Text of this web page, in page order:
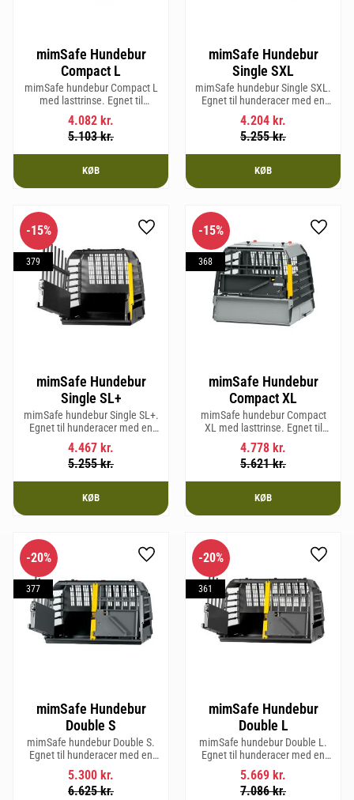
mimSafe Hundebur
Compact L
mimSafe hundebur Compact L
med lasttrinse. Egnet til
hunderacer med en
skulderhøjde på op til 58 cm.
4.082 kr.
5.103kr.
KØB
mimSafe Hundebur
Single SXL
mimSafe hundebur Single SXL.
Egnet til hunderacer med en
skulderhøjde på op til 64 cm.
4.204 kr.
5.255kr.
KØB
mimSafe Hundebur
Single SL+
mimSafe hundebur Single SL+.
Egnet til hunderacer med en
skulderhøjde på op til 62 cm.
4.467 kr.
5.255kr.
15%
379
Gem som favorit
KØB
mimSafe Hundebur
Compact XL
mimSafe hundebur Compact
XL med lasttrinse. Egnet til
hunderacer med en
skulderhøjde på op til 58 cm.
4.778 kr.
5.621kr.
15%
368
Gem
KØB
mimSafe Hundebur
Double S
mimSafe hundebur Double S.
Egnet til hunderacer med en
skulderhøjde på op til 52 cm.
5.300 kr.
6.625kr.
20%
377
Gem som favorit
mimSafe Hundebur
Double L
mimSafe hundebur Double L.
Egnet til hunderacer med en
skulderhøjde på op til 58 cm.
5.669 kr.
7.086kr.
20%
361
Gem